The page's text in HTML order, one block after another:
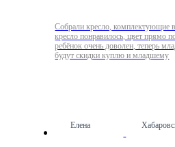
Собрали кресло, комплектующие
кресло понравилось, цвет прямо
ребёнок очень доволен, теперь
будут скидки куплю и младшему
Елена